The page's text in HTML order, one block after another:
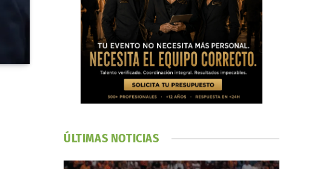
ÚLTIMAS NOTICIAS